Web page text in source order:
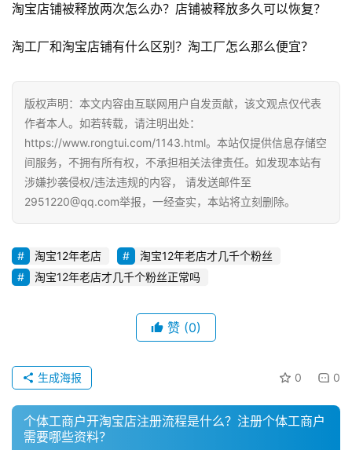
i
察
电
商
运
营
直
带
货
广
私
域
登录 注册
淘宝店铺被释放两次怎么办？店铺被释放多久可以恢复？
淘工厂和淘宝店铺有什么区别？淘工厂怎么那么便宜？
版权声明：本文内容由互联网用户自发贡献，该文观点仅代表
作者本人。如若转载，请注明出处：
https://www.rongtui.com/1143.html。本站仅提供信息存储空
间服务，不拥有所有权，不承担相关法律责任。如发现本站有
涉嫌抄袭侵权/违法违规的内容， 请发送邮件至
2951220@qq.com举报，一经查实，本站将立刻删除。
淘宝12年老店
淘宝12年老店才几千个粉丝
淘宝12年老店才几千个粉丝正常吗
赞 (0)
0 0
生成海报
个体工商户开淘宝店注册流程是什么？注册个体工商户
需要哪些资料？